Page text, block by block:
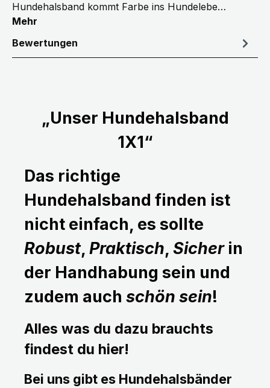
Hundehalsband kommt Farbe ins Hundelebe…
Mehr
Bewertungen
„Unser Hundehalsband
1X1“
Das richtige
Hundehalsband finden ist
nicht einfach, es sollte
Robust, Praktisch, Sicherin
der Handhabung sein und
zudem auch schön sein!
Alles was du dazu brauchts
findest du hier!
Bei uns gibt es Hundehalsbänder